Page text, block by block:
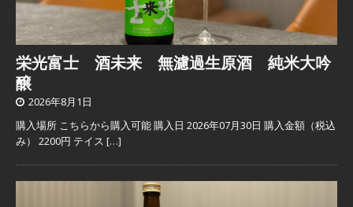
栄光富士 酒未来 無濾過生原酒 純米大吟
醸
2026年8月1日
購入場所 こちらから購入可能 購入日 2026年07月30日 購入金額（税込
み） 2200円 テイス […]